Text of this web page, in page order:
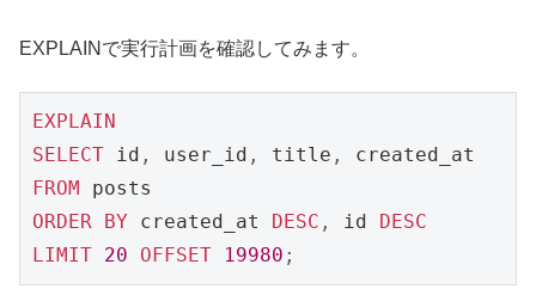
EXPLAINで実行計画を確認してみます。
EXPLAIN
SELECT id , user_id , title ,
FROM
ORDER BY created_at DESC , id DESC
LIMIT 20 OFFSET 19980 ;